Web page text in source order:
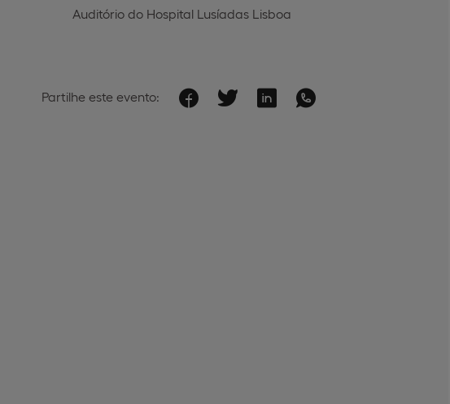
Auditório do Hospital Lusíadas Lisboa
Partilhe este evento: